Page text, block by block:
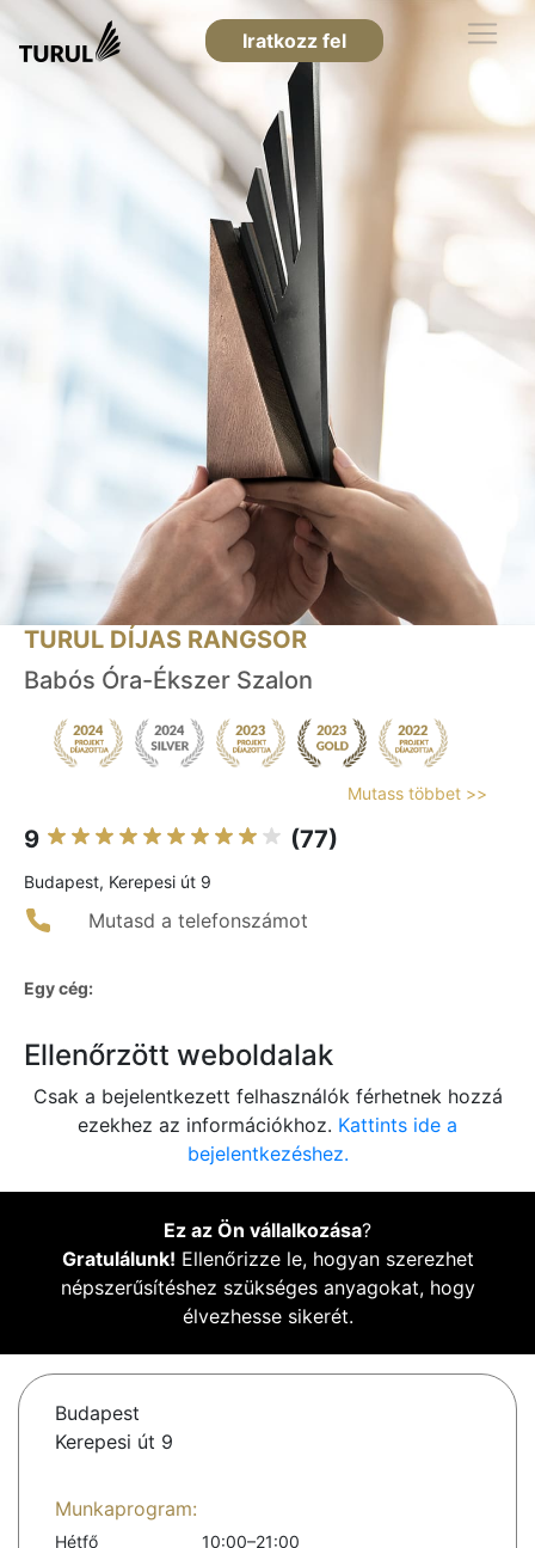
Iratkozz fel
TURUL DÍJAS RANGSOR
Babós Óra-Ékszer Szalon
Mutass többet >>
9 (77)
Budapest, Kerepesi út 9
Mutasd a telefonszámot
Egy cég:
Ellenőrzött weboldalak
Csak a bejelentkezett felhasználók férhetnek hozzá
ezekhez az információkhoz. Kattints ide a
bejelentkezéshez.
Ez az Ön vállalkozása?
Gratulálunk! Ellenőrizze le, hogyan szerezhet
népszerűsítéshez szükséges anyagokat, hogy
élvezhesse sikerét.
Budapest
Kerepesi út 9
Munkaprogram:
Hétfő
10:00–21:00